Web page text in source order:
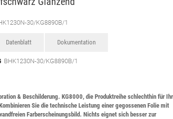
30/KG8890B/1
Datenblatt Dokumentation
BHK1230N-30/KG8890B/1
& Beschilderung. KG8000, die Produktreihe schlechthin für
Sie die technische Leistung einer gegossenen Folie mit
Farberscheinungsbild. Nichts eignet sich besser zur